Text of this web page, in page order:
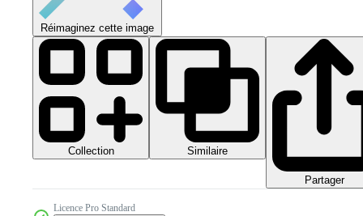
Réimaginez cette image
Collection Similaire
Partager
Licence Pro Standard